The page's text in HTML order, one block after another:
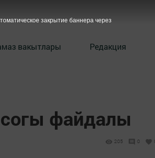
вакытлары Редакция
файдалы
205 0
закрытие баннера через